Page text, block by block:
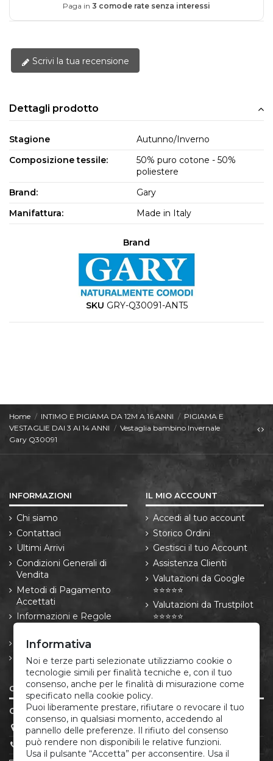
Paga in 3 comode rate senza interessi
Scrivi la tua recensione
Dettagli prodotto
Stagione
Autunno/Inverno
Composizione tessile:
50% puro cotone - 50%
poliestere
Brand:
Gary
Manifattura:
Made in Italy
Brand
SKU GRY-Q30091-ANT5
Home INTIMO E PIGIAMA DA 12M A 16 ANNI
PIGIAMA E
VESTAGLIE DAI 3 AI 14 ANNI
Vestaglia bambino Invernale
Gary Q30091
INFORMAZIONI
Chi siamo
Contattaci
Ultimi Arrivi
Condizioni Generali di
Vendita
Metodi di Pagamento
Accettati
Informazioni e Regole
Resi e Recessi
Informativa privacy e
cookie
IL MIO ACCOUNT
Accedi al tuo account
Storico Ordini
Gestisci il tuo Account
Assistenza Clienti
Valutazioni da Google
⭐⭐⭐⭐⭐
Valutazioni da Trustpilot
⭐⭐⭐⭐⭐
CONTATTI
CORREDO ITALIANO®
P.IVA 05666881213
(+39) 379.175.12.22
Informativa
Noi e terze parti selezionate utilizziamo cookie o
tecnologie simili per finalità tecniche e, con il tuo
consenso, anche per le finalità di misurazione come
specificato nella cookie policy.
Puoi liberamente prestare, rifiutare o revocare il tuo
consenso, in qualsiasi momento, accedendo al
pannello delle preferenze. Il rifiuto del consenso
può rendere non disponibili le relative funzioni.
Usa il pulsante “Accetta” per acconsentire. Usa il